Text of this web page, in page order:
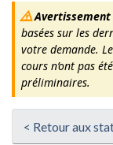
Avertissement
basées sur les
votre demande.
cours n’ont pas
préliminaires.
< Retour aux